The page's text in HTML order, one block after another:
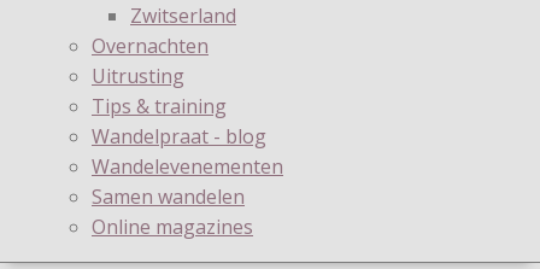
Zwitserland
Overnachten
Uitrusting
Tips & training
Wandelpraat - blog
Wandelevenementen
Samen wandelen
Online magazines